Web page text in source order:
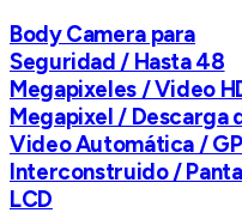
Body Camera para
Seguridad / Hasta 48
Megapixeles / Video
Megapixel / Descarga
Video Automática /
Interconstruido /
LCD